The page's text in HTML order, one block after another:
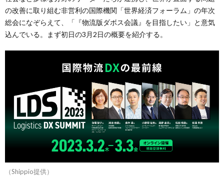
の改善に取り組む非営利の国際機関「世界経済フォーラム」の年次
総会になぞらえて、「『物流版ダボス会議』を目指したい」と意気
込んでいる。まず初日の3月2日の概要を紹介する。
（Shippio提供）